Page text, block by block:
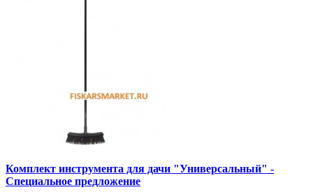
Комплект инструмента для дачи "Универсальный" -
Специальное предложение